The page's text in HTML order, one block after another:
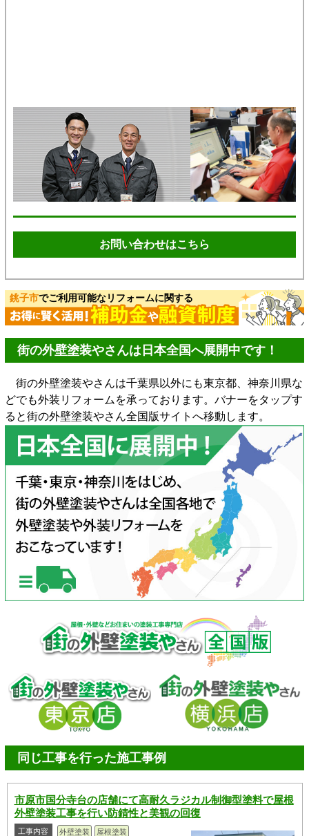
お問い合わせはこちら
銚子市でご利用可能なリフォームに関する
街の外壁塗装やさんは日本全国へ展開中です！
街の外壁塗装やさんは千葉県以外にも東京都、神奈川県な
どでも外装リフォームを承っております。バナーをタップす
ると街の外壁塗装やさん全国版サイトへ移動します。
同じ工事を行った施工事例
市原市国分寺台の店舗にて高耐久ラジカル制御型塗料で屋根
外壁塗装工事を行い防錆性と美観の回復
工事内容 外壁塗装 屋根塗装